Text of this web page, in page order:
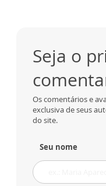
Seja o
Os comentários e
exclusiva de seus
do site.
Seu nome